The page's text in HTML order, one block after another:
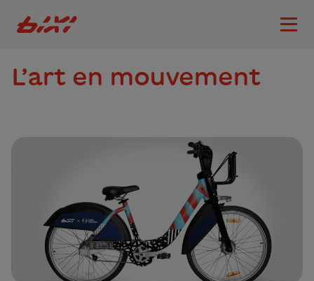
Logo Bixi Montréal
L’art en mouvement